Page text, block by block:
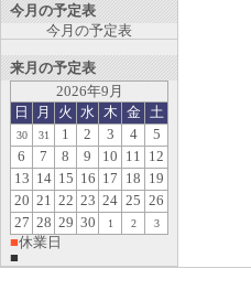
今月の予定表
今月の予定表
来月の予定表
2026年9月
日
月 火 水 木 金 土
30 31 1 2 3 4
5
6
7 8 9 10 11
12
13 14 15 16 17 18 19
20 21 22 23 24 25 26
27 28 29 30 1 2 3
■休業日
■